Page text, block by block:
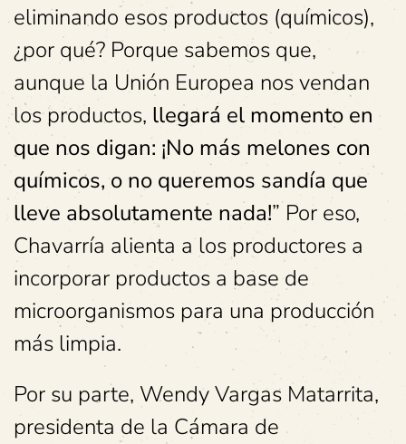
eliminando esos productos (químicos),
¿por qué? Porque sabemos que,
aunque la Unión Europea nos vendan
los productos, llegará el momento en
que nos digan: ¡No más melones con
químicos, o no queremos sandía que
lleve absolutamente nada!” Por eso,
Chavarría alienta a los productores a
incorporar productos a base de
microorganismos para una producción
más limpia.
Por su parte, Wendy Vargas Matarrita,
presidenta de la Cámara de